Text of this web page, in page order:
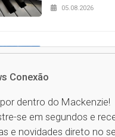
05.08.2026
Universidade
Seminário
das novas
Conexão
dentro do Mackenzie!
se em segundos e
e novidades direto no